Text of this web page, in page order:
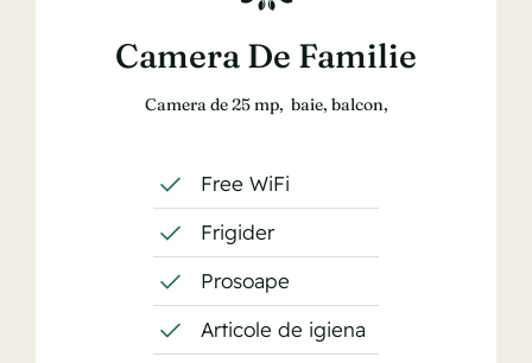
Camera De Familie
Camera de 25 mp, baie, balcon,
Free WiFi
Frigider
Prosoape
Articole de igiena